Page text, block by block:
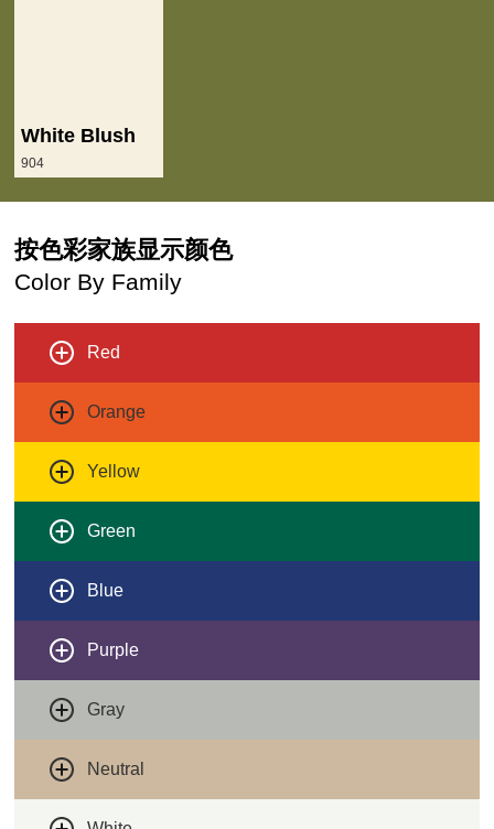
White Blush
904
按色彩家族显示颜色
Color By Family
Red
Orange
Yellow
Green
Blue
Purple
Gray
Neutral